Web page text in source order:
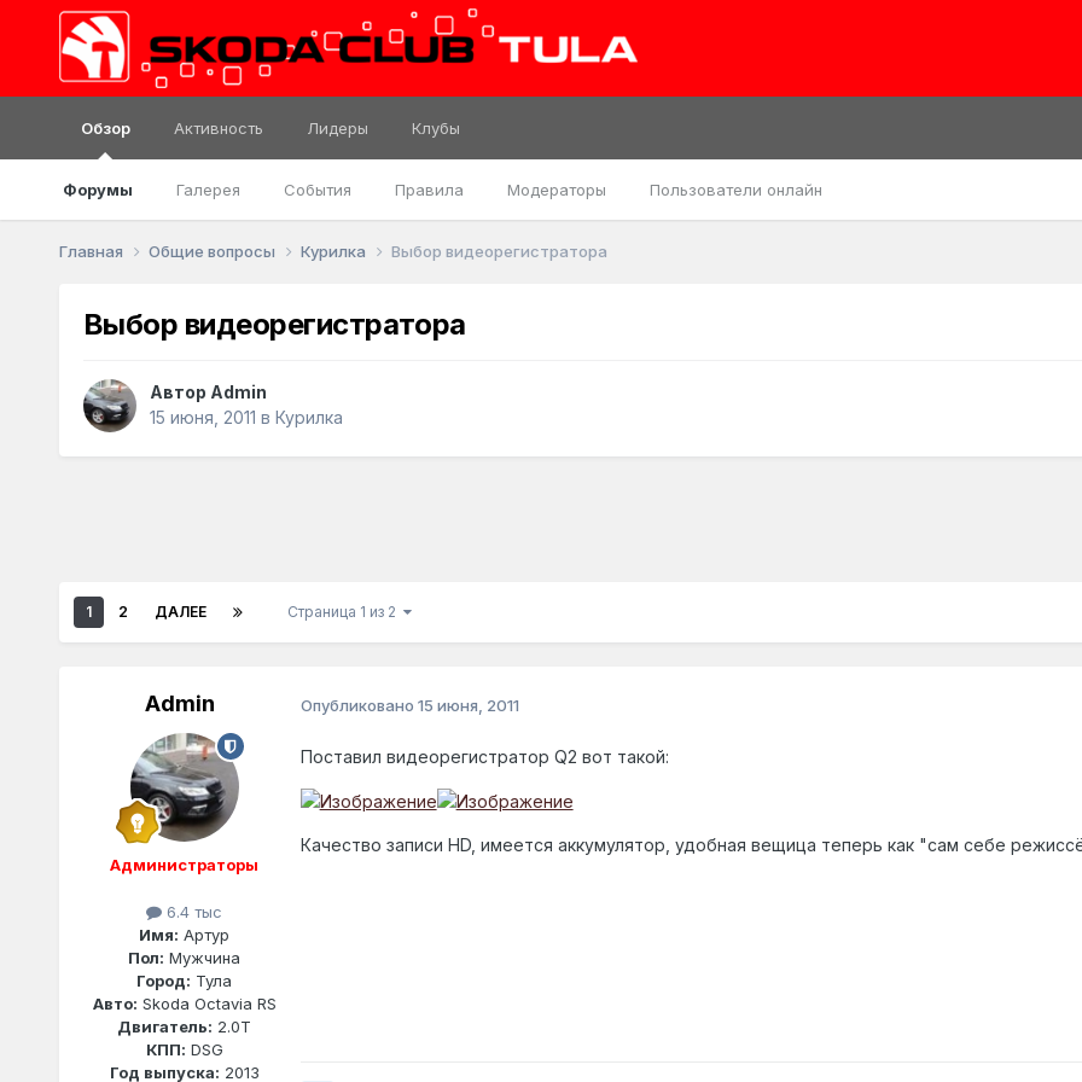
Обзор
Форумы Галерея События Правила Модераторы Пользователи онлайн
Активность Лидеры Клубы
Главная Общие вопросы Курилка Выбор видеорегистратора
Выбор видеорегистратора
Автор Admin
15 июня, 2011 в Курилка
1 2 ДАЛЕЕ Страница 1 из 2
Admin
Администраторы
6.4 тыс
Имя: Артур
Пол: Мужчина
Город: Тула
Авто: Skoda Octavia RS
Двигатель: 2.0T
КПП: DSG
Год выпуска: 2013
Опубликовано 15 июня, 2011
Поставил видеорегистратор Q2 вот такой:
Качество записи HD, имеется аккумулятор, удобная вещица теперь как "сам себе